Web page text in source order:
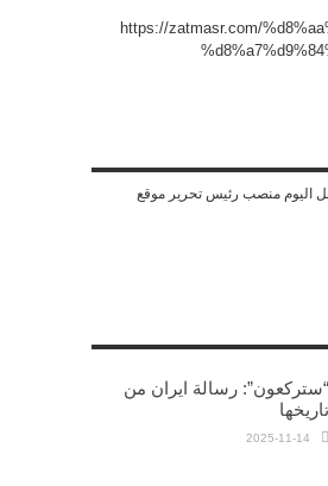
https://zatmasr.com/
اليوم منصب رئيس تحرير موقع
“ستركعون”: رسالة ايران من
تاريخها
2025-11-14